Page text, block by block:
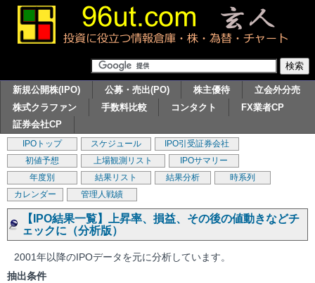
新規公開株(IPO) 公募・売出(PO) 株主優待
立会外分売
株式クラファン
手数料比較 コンタクト
FX業者CP
証券会社CP
IPOトップ スケジュール
IPO引受証券会社
初値予想
上場観測リスト
IPOサマリー
年度別
結果リスト 結果分析
時系列
カレンダー
管理人戦績
【IPO結果一覧】上昇率、損益、その後の値動きなどチ
ェックに（分析版）
2001年以降のIPOデータを元に分析しています。
抽出条件